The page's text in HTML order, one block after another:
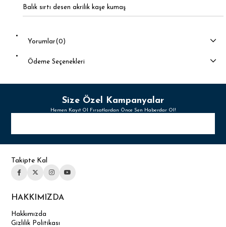
Balık sırtı desen akrilik kaşe kumaş
Yorumlar(0)
Ödeme Seçenekleri
Size Özel Kampanyalar
Hemen Kayıt Ol Fırsatlardan Önce Sen Haberdar Ol!
Takipte Kal
HAKKIMIZDA
Hakkımızda
Gizlilik Politikası